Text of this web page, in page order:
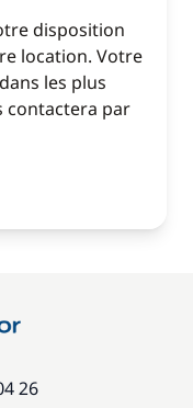
disposition
location. Votre
les plus
contactera par
26